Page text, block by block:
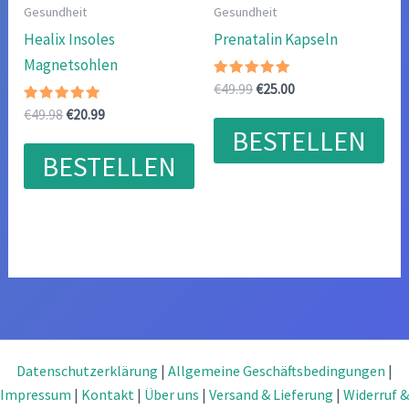
Gesundheit
Healix Insoles
Magnetsohlen
Bewertet
mit
von 5
€49.98Ursprünglicher
war:
€49.98
€20.99Aktueller
ist:
€20.99.
BESTELLEN
Gesundheit
Prenatalin Kapseln
Bewertet
mit
von 5
€49.99Ursprünglicher
war:
€49.99
€25.00Aktueller
ist:
€25.00.
BESTELLEN
Datenschutzerklärung | Allgemeine Geschäftsbedingungen |
Impressum | Kontakt | Über uns | Versand & Lieferung | Widerruf &